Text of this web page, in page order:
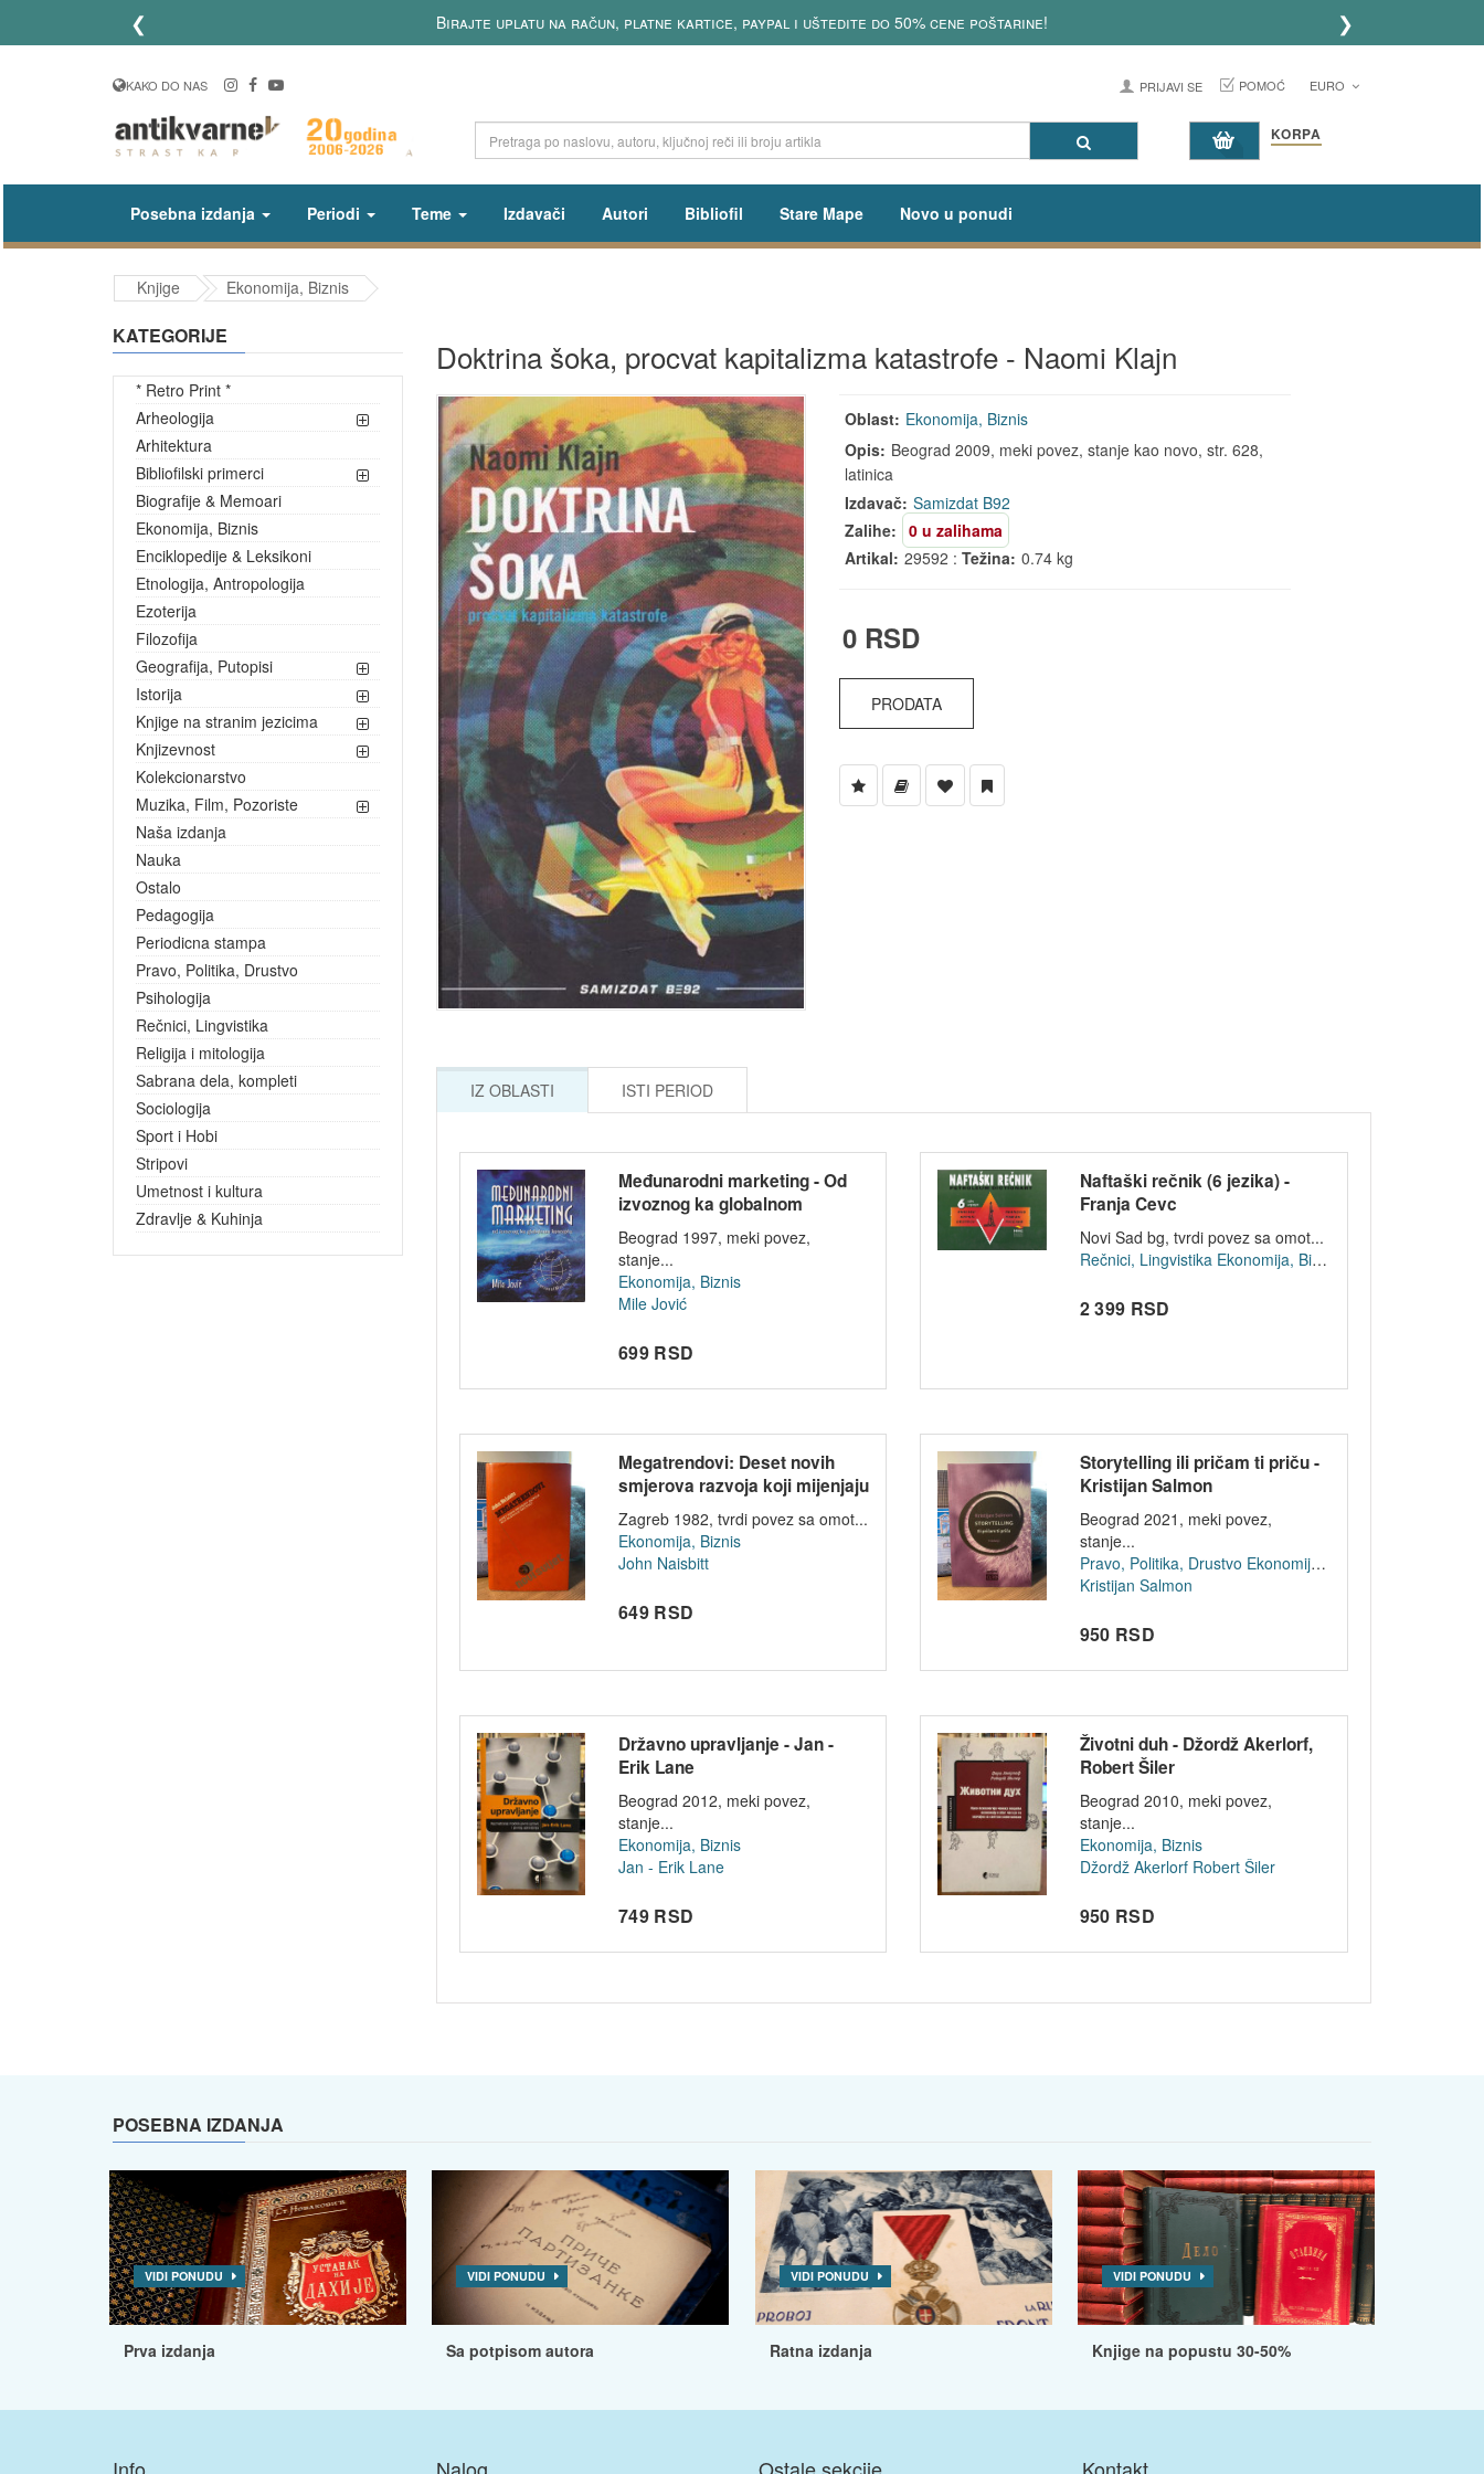
❮ Birajte uplatu na račun, platne kartice, paypal i uštedite do 50% cene poštarine! ❯
KAKO DO NAS PRIJAVI SE POMOĆ EURO
KORPA
Posebna izdanja Periodi Teme Izdavači Autori Bibliofil Stare Mape Novo u ponudi
Knjige Ekonomija, Biznis
KATEGORIJE
* Retro Print *
Arheologija
Arhitektura
Bibliofilski primerci
Biografije & Memoari
Ekonomija, Biznis
Enciklopedije & Leksikoni
Etnologija, Antropologija
Ezoterija
Filozofija
Geografija, Putopisi
Istorija
Knjige na stranim jezicima
Knjizevnost
Kolekcionarstvo
Muzika, Film, Pozoriste
Naša izdanja
Nauka
Ostalo
Pedagogija
Periodicna stampa
Pravo, Politika, Drustvo
Psihologija
Rečnici, Lingvistika
Religija i mitologija
Sabrana dela, kompleti
Sociologija
Sport i Hobi
Stripovi
Umetnost i kultura
Zdravlje & Kuhinja
Doktrina šoka, procvat kapitalizma katastrofe - Naomi Klajn
Oblast: Ekonomija, Biznis
Opis: Beograd 2009, meki povez, stanje kao novo, str. 628,
latinica
Izdavač: Samizdat B92
Zalihe:
0 u zalihama
Artikal: 29592 :Težina: 0.74 kg
0 RSD
PRODATA
IZ OBLASTI ISTI PERIOD
Međunarodni marketing - Od
izvoznog ka globalnom
konceptu -...
Beograd 1997, meki povez,
stanje...
Ekonomija, Biznis
Mile Jović
699 RSD
Naftaški rečnik (6 jezika) -
Franja Cevc
Novi Sad bg, tvrdi povez sa omot...
Rečnici, Lingvistika Ekonomija, Biznis
2 399 RSD
Megatrendovi: Deset novih
smjerova razvoja koji mijenjaju
na...
Zagreb 1982, tvrdi povez sa omot...
Ekonomija, Biznis
John Naisbitt
649 RSD
Storytelling ili pričam ti priču -
Kristijan Salmon
Beograd 2021, meki povez,
stanje...
Pravo, Politika, Drustvo Ekonomija, Biznis
Kristijan Salmon
950 RSD
Državno upravljanje - Jan -
Erik Lane
Beograd 2012, meki povez,
stanje...
Ekonomija, Biznis
Jan - Erik Lane
749 RSD
Životni duh - Džordž Akerlorf,
Robert Šiler
Beograd 2010, meki povez,
stanje...
Ekonomija, Biznis
Džordž Akerlorf Robert Šiler
950 RSD
POSEBNA IZDANJA
VIDI PONUDU
Prva izdanja
VIDI PONUDU
Sa potpisom autora
VIDI PONUDU
Ratna izdanja
VIDI PONUDU
Knjige na popustu 30-50%
Info Nalog Ostale sekcije Kontakt